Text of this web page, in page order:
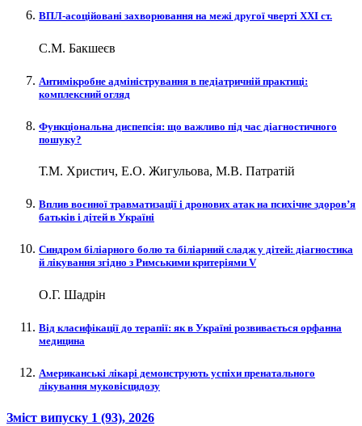
ВПЛ-асоційовані захворювання на межі другої чверті XXI ст.
С.М. Бакшеєв
Антимікробне адміністрування в педіатричній практиці:
комплексний огляд
Функціональна диспепсія: що важливо під час діагностичного
пошуку?
Т.М. Христич, Е.О. Жигульова, М.В. Патратій
Вплив воєнної травматизації і дронових атак на психічне здоров’я
батьків і дітей в Україні
Синдром біліарного болю та біліарний сладж у дітей: діагностика
й лікування згідно з Римськими критеріями V
О.Г. Шадрін
Від класифікації до терапії: як в Україні розвивається орфанна
медицина
Американські лікарі демонструють успіхи пренатального
лікування муковісцидозу
Зміст випуску 1 (93), 2026